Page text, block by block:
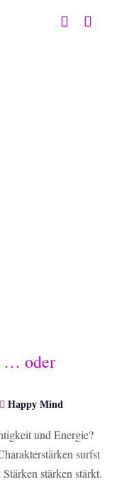
… oder
Happy Mind
und Energie?
surfst
stärken stärkt.